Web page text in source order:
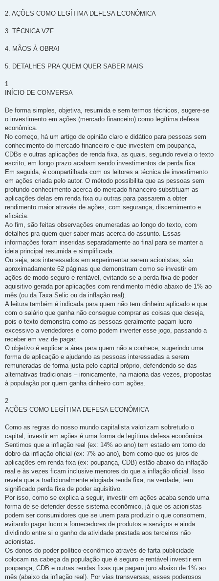
2. AÇÕES COMO LEGÍTIMA DEFESA ECONÔMICA
3. TÉCNICA VZF
4. MÃOS À OBRA!
5. DETALHES PRA QUEM QUER SABER MAIS
1
INÍCIO DE CONVERSA
De forma simples, objetiva, resumida e sem termos técnicos, sugere-se
o investimento em ações (mercado financeiro) como legítima defesa
econômica.
No começo, há um artigo de opinião claro e didático para pessoas sem
conhecimento do mercado financeiro e que investem em poupança,
CDBs e outras aplicações de renda fixa, as quais, segundo revela o texto
escrito, em longo prazo acabam sendo investimentos de perda fixa.
Em seguida, é compartilhada com os leitores a técnica de investimento
em ações criada pelo autor. O método possibilita que as pessoas sem
profundo conhecimento acerca do mercado financeiro substituam as
aplicações delas em renda fixa ou outras para passarem a obter
rendimento maior através de ações, com segurança, discernimento e
eficácia.
Ao fim, são feitas observações enumeradas ao longo do texto, com
detalhes pra quem quer saber mais acerca do assunto. Essas
informações foram inseridas separadamente ao final para se manter a
ideia principal resumida e simplificada.
Ou seja, aos interessados em experimentar serem acionistas, são
aproximadamente 62 páginas que demonstram como se investir em
ações de modo seguro e rentável, evitando-se a perda fixa de poder
aquisitivo gerada por aplicações com rendimento médio abaixo de 1% ao
mês (ou da Taxa Selic ou da inflação real).
A leitura também é indicada para quem não tem dinheiro aplicado e que
com o salário que ganha não consegue comprar as coisas que deseja,
pois o texto demonstra como as pessoas geralmente pagam lucro
excessivo a vendedores e como podem inverter esse jogo, passando a
receber em vez de pagar.
O objetivo é explicar a área para quem não a conhece, sugerindo uma
forma de aplicação e ajudando as pessoas interessadas a serem
remuneradas de forma justa pelo capital próprio, defendendo-se das
alternativas tradicionais – ironicamente, na maioria das vezes, propostas
à população por quem ganha dinheiro com ações.
2
AÇÕES COMO LEGÍTIMA DEFESA ECONÔMICA
Como as regras do nosso mundo capitalista valorizam sobretudo o
capital, investir em ações é uma forma de legítima defesa econômica.
Sentimos que a inflação real (ex: 14% ao ano) tem estado em torno do
dobro da inflação oficial (ex: 7% ao ano), bem como que os juros de
aplicações em renda fixa (ex: poupança, CDB) estão abaixo da inflação
real e às vezes ficam inclusive menores do que a inflação oficial. Isso
revela que a tradicionalmente elogiada renda fixa, na verdade, tem
significado perda fixa de poder aquisitivo.
Por isso, como se explica a seguir, investir em ações acaba sendo uma
forma de se defender desse sistema econômico, já que os acionistas
podem ser consumidores que se unem para produzir o que consomem,
evitando pagar lucro a fornecedores de produtos e serviços e ainda
dividindo entre si o ganho da atividade prestada aos terceiros não
acionistas.
Os donos do poder político-econômico através de farta publicidade
colocam na cabeça da população que é seguro e rentável investir em
poupança, CDB e outras rendas fixas que pagam juro abaixo de 1% ao
mês (abaixo da inflação real). Por vias transversas, esses poderosos